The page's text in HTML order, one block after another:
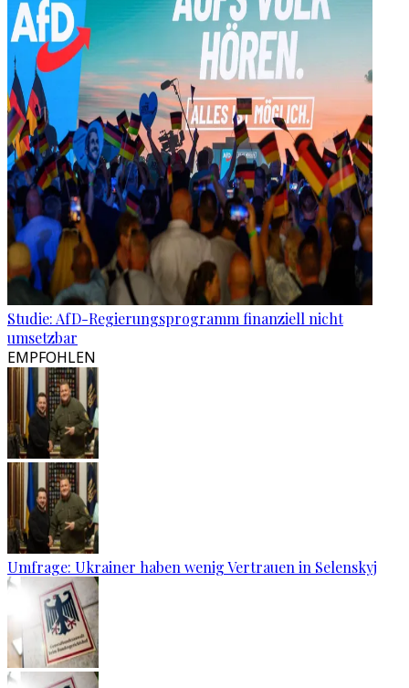
Studie: AfD-Regierungsprogramm finanziell nicht
umsetzbar
EMPFOHLEN
Umfrage: Ukrainer haben wenig Vertrauen in Selenskyj